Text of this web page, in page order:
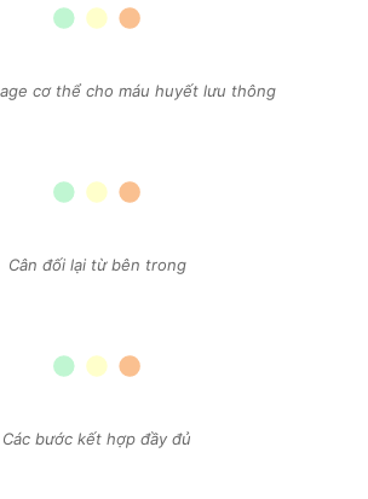
cơ thể cho máu huyết lưu thông
Cân đối lại từ bên trong
Các bước kết hợp đầy đủ